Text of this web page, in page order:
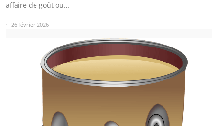
affaire de goût ou…
26 février 2026